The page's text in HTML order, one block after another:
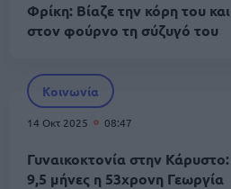
Φρίκη: Βίαζε την κόρη του
στον φούρνο τη σύζυγό του
Κοινωνία
14 Οκτ 2025 08:47
Γυναικοκτονία στην
9,5 μήνες η 53χρονη Γεωργία